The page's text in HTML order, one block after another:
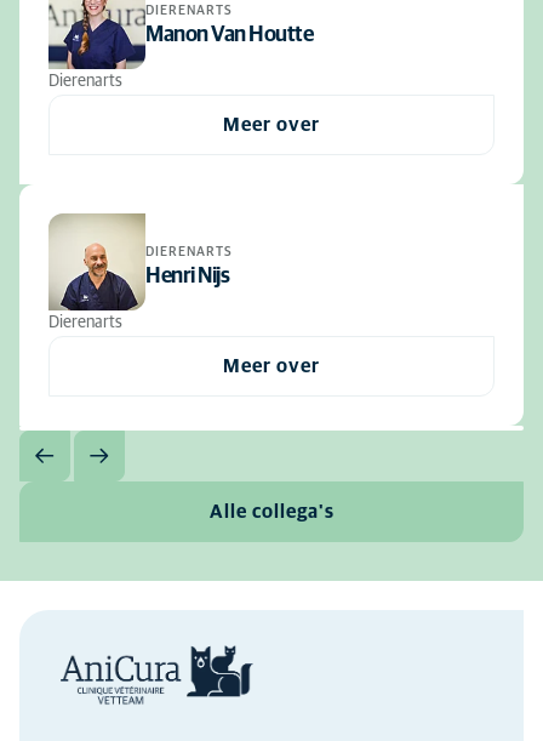
DIERENARTS
Manon Van Houtte
Dierenarts
Meer over
DIERENARTS
Henri Nijs
Dierenarts
Meer over
Alle collega's